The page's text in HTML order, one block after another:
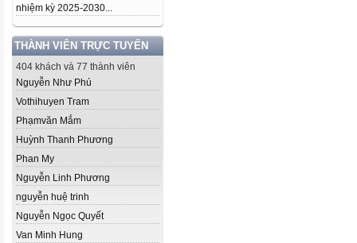
nhiệm kỳ 2025-2030...
THÀNH VIÊN TRỰC TUYẾN
404 khách và 77 thành viên
Nguyễn Như Phú
Vothihuyen Tram
Phạmvăn Mắm
Huỳnh Thanh Phương
Phan My
Nguyễn Linh Phương
nguyễn huệ trinh
Nguyễn Ngọc Quyết
Van Minh Hung